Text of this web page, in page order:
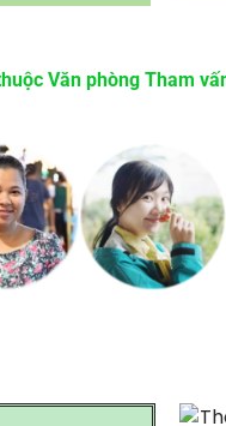
Văn phòng Tham